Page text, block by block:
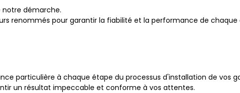
notre démarche.
renommés pour garantir la fiabilité et la performance de
particulière à chaque étape du processus d'installation de vos
un résultat impeccable et conforme à vos attentes.